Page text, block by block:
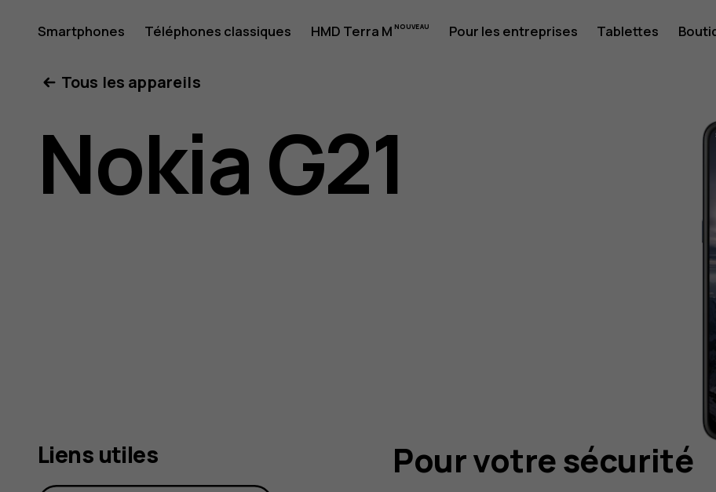
Guide
de
l'utilisateur
Smartphones Téléphones classiques HMD Terra M Pour les entreprises Tablettes
Tous les appareils
Nokia G21
Pour votre sécurité
Liens utiles